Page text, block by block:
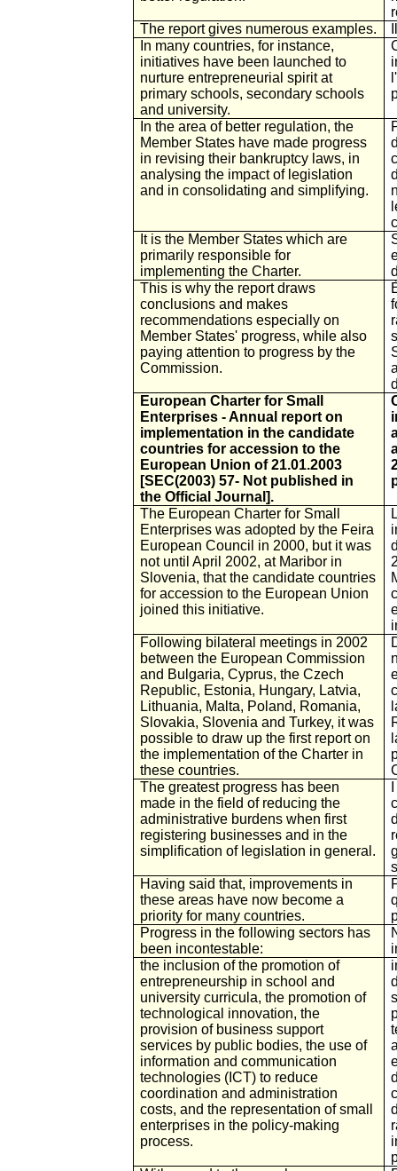
The report gives numerous examples.
In many countries, for instance,
initiatives have been launched to
nurture entrepreneurial spirit at
primary schools, secondary schools
and university.
In the area of better regulation, the
Member States have made progress
in revising their bankruptcy laws, in
analysing the impact of legislation
and in consolidating and simplifying.
It is the Member States which are
primarily responsible for
implementing the Charter.
This is why the report draws
conclusions and makes
recommendations especially on
Member States' progress, while also
paying attention to progress by the
Commission.
European Charter for Small
Enterprises - Annual report on
implementation in the candidate
countries for accession to the
European Union of 21.01.2003
[SEC(2003) 57- Not published in
the Official Journal].
The European Charter for Small
Enterprises was adopted by the Feira
European Council in 2000, but it was
not until April 2002, at Maribor in
Slovenia, that the candidate countries
for accession to the European Union
joined this initiative.
Following bilateral meetings in 2002
between the European Commission
and Bulgaria, Cyprus, the Czech
Republic, Estonia, Hungary, Latvia,
Lithuania, Malta, Poland, Romania,
Slovakia, Slovenia and Turkey, it was
possible to draw up the first report on
the implementation of the Charter in
these countries.
The greatest progress has been
made in the field of reducing the
administrative burdens when first
registering businesses and in the
simplification of legislation in general.
Having said that, improvements in
these areas have now become a
priority for many countries.
Progress in the following sectors has
been incontestable:
the inclusion of the promotion of
entrepreneurship in school and
university curricula, the promotion of
technological innovation, the
provision of business support
services by public bodies, the use of
information and communication
technologies (ICT) to reduce
coordination and administration
costs, and the representation of small
enterprises in the policy-making
process.